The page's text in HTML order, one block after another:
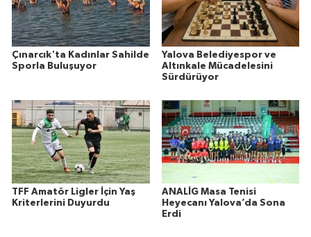
Çınarcık'ta Kadınlar Sahilde
Sporla Buluşuyor
Yalova Belediyespor ve
Altınkale Mücadelesini
Sürdürüyor
TFF Amatör Ligler İçin Yaş
Kriterlerini Duyurdu
ANALİG Masa Tenisi
Heyecanı Yalova’da Sona
Erdi